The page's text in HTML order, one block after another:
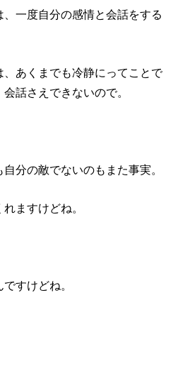
一度自分の感情と会話をする
あくまでも冷静にってことで
話さえできないので。
分の敵でないのもまた事実。
ますけどね。
すけどね。